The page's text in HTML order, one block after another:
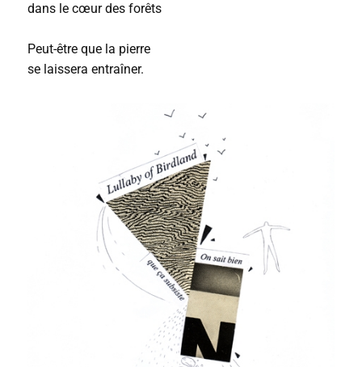
dans le cœur des forêts
Peut-être que la pierre
se laissera entraîner.